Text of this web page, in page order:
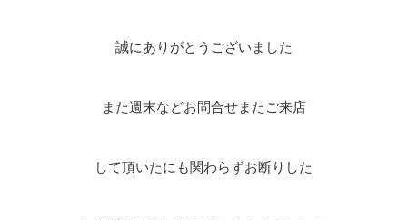
誠にありがとうございました
また週末などお問合せまたご来店
して頂いたにも関わらずお断りした